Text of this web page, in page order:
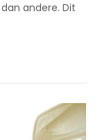
andere. Dit